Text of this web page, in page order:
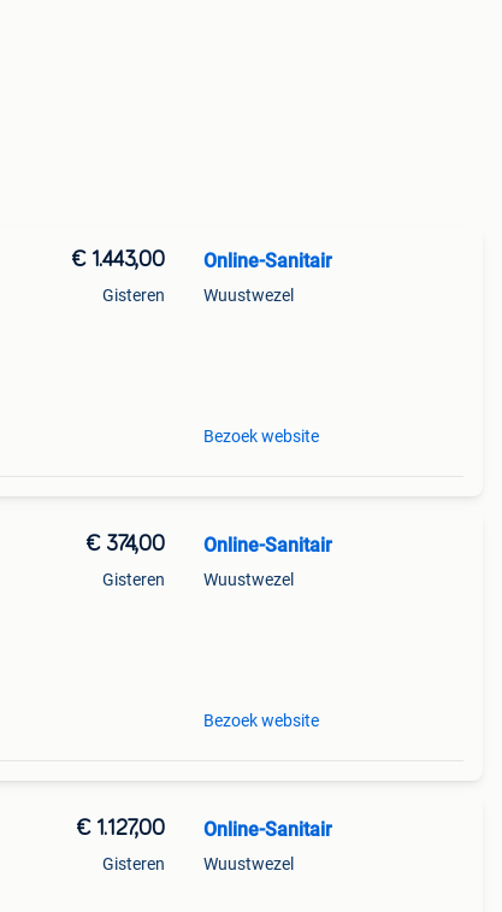
€ 1.443,00
Gisteren
Online-Sanitair
Wuustwezel
Bezoek website
€ 374,00
Gisteren
Online-Sanitair
Wuustwezel
Bezoek website
€ 1.127,00
Gisteren
Online-Sanitair
Wuustwezel